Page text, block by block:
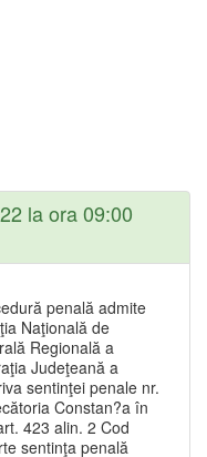
la ora 09:00
penală admite
Naţională de
Regională a
Judeţeană a
sentinţei penale nr.
Constan?a în
423 alin. 2 Cod
sentinţa penală